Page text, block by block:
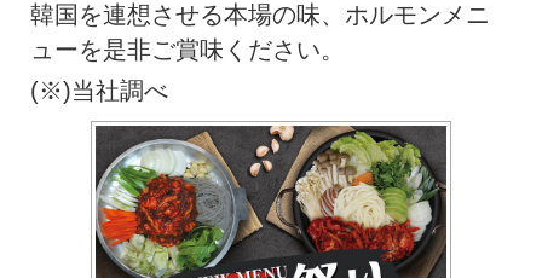
韓国を連想させる本場の味、ホルモンメニ
ューを是非ご賞味ください。
(※)当社調べ